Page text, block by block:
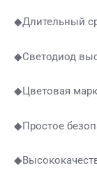
◆Длительный
◆Светодиод
◆Цветовая
◆Простое